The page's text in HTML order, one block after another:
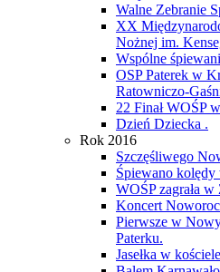
Walne Zebranie
XX
Nożnej im.
Wspólne
OSP Paterek w
Ratowniczo-
22 Finał WOŚP
Dzień Dziecka .
Rok 2016
Szczęśliwego
Śpiewano
WOŚP zagrała
Koncert
Pierwsze w
Paterku.
Jasełka w